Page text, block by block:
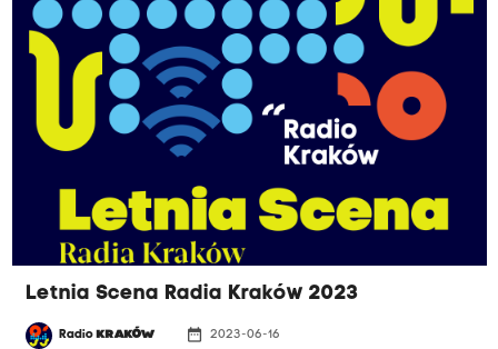
Letnia Scena Radia Kraków 2023
Radio KRAKÓW date_range 2023-06-16